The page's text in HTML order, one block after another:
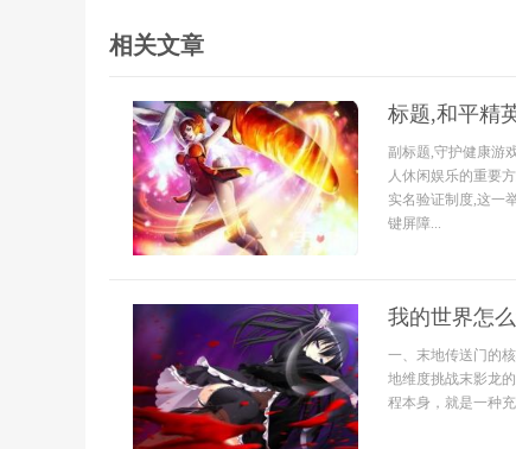
相关文章
标题,和平精
副标题,守护健康游
人休闲娱乐的重要
实名验证制度,这一
键屏障...
我的世界怎
一、末地传送门的
地维度挑战末影龙
程本身，就是一种